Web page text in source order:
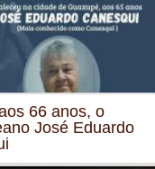
66 anos, o
José Eduardo